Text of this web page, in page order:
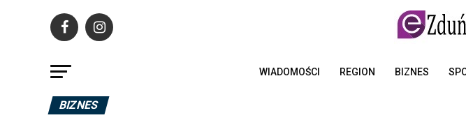
WIADOMOŚCI REGION BIZNES
BIZNES